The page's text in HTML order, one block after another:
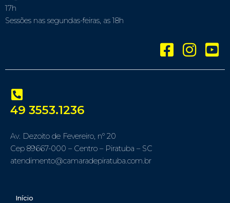
17h
Sessões nas segundas-feiras, as 18h
49 3553.1236
Av. Dezoito de Fevereiro, nº 20
Cep 89667-000 – Centro – Piratuba – SC
atendimento@camaradepiratuba.com.br
Início